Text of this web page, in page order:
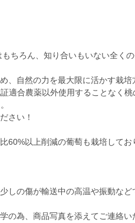
ちろん、知り合いもいない全く
、自然の力を最大限に活かす栽培
適合農薬以外使用することなく桃
さい！
60%以上削減の葡萄も栽培してお
しの傷が輸送中の高温や振動など
の為、商品写真を添えてご連絡い